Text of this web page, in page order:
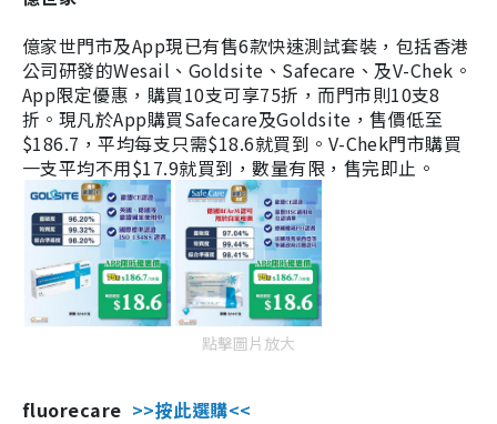
億家世門市及App現已有售6款快速測試套裝，包括香港
公司研發的Wesail、Goldsite、Safecare、及V-Chek。
App限定優惠，購買10支可享75折，而門市則10支8
折。現凡於App購買Safecare及Goldsite，售價低至
$186.7，平均每支只需$18.6就買到。V-Chek門市購買
一支平均不用$17.9就買到，數量有限，售完即止。
點擊圖片放大
fluorecare >>按此選購<<